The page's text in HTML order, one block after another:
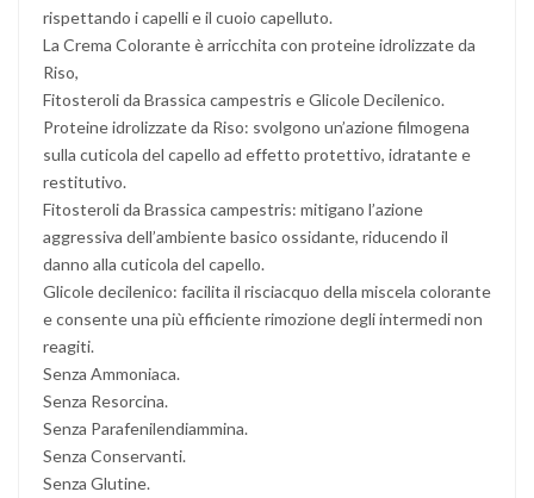
rispettando i capelli e il cuoio capelluto.
La Crema Colorante è arricchita con proteine idrolizzate da
Riso,
Fitosteroli da Brassica campestris e Glicole Decilenico.
Proteine idrolizzate da Riso: svolgono un’azione filmogena
sulla cuticola del capello ad effetto protettivo, idratante e
restitutivo.
Fitosteroli da Brassica campestris: mitigano l’azione
aggressiva dell’ambiente basico ossidante, riducendo il
danno alla cuticola del capello.
Glicole decilenico: facilita il risciacquo della miscela colorante
e consente una più efficiente rimozione degli intermedi non
reagiti.
Senza Ammoniaca.
Senza Resorcina.
Senza Parafenilendiammina.
Senza Conservanti.
Senza Glutine.